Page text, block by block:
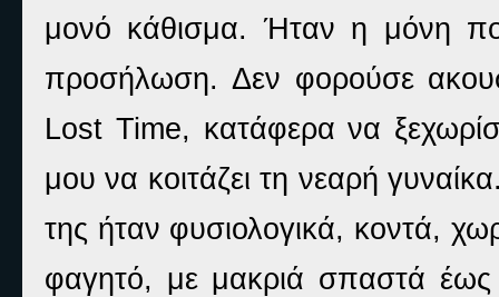
μονό κάθισμα. Ήταν η μόνη
προσήλωση. Δεν φορούσε
Lost Time, κατάφερα να
μου να κοιτάζει τη νεαρή
της ήταν φυσιολογικά, κοντά,
φαγητό, με μακριά σπαστά